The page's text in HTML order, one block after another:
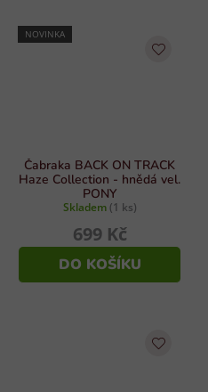
NOVINKA
Čabraka BACK ON TRACK
Haze Collection - hnědá vel.
PONY
Skladem (1 ks)
699 Kč
DO KOŠÍKU